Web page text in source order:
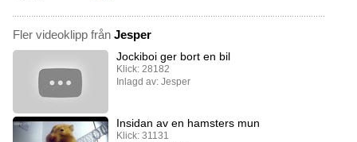
Fler videoklipp från Jesper
Jockiboi ger bort en bil
Klick: 28182
Inlagd av: Jesper
Insidan av en hamsters mun
Klick: 31131